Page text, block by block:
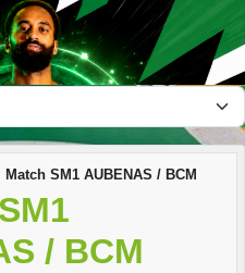
Match SM1 AUBENAS / BCM
/ BCM